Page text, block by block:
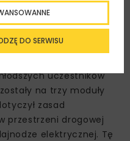
imprezy przewidzieli
mogły poszerzyć
pożądane zachowania
uczestników
na trzy moduły
zasad
przestrzeni drogowej
elektrycznej. Tę
DO SERWISU